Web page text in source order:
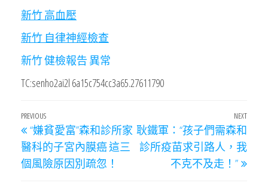
新竹 高血壓
新竹 自律神經檢查
新竹 健檢報告 異常
TC:senho2ai2l 6a15c754cc3a65.27611790
文
章
導
Previous
Post
PREVIOUS
“嫌貧愛富”森和診所家
醫科的子宮內膜癌 這三
個風險原因別疏忽！
Next
NEXT
耿鐵軍：“孩子們需森和
診所疫苗求引路人，我
不克不及走！”